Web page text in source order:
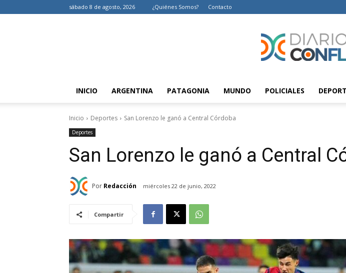
sábado 8 de agosto, 2026 ¿Quiénes Somos? Contacto
INICIO ARGENTINA PATAGONIA MUNDO POLICIALES
Inicio Deportes San Lorenzo le ganó a Central Córdoba
Deportes
San Lorenzo le ganó a Central
Por Redacción miércoles 22 de junio, 2022
Compartir